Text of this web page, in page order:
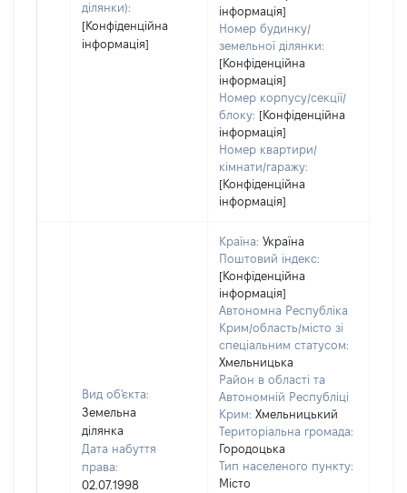
ділянки):
[Конфіденційна
інформація]
інформація]
Номер будинку/
земельної ділянки:
[Конфіденційна
інформація]
Номер корпусу/секції/
блоку: [Конфіденційна
інформація]
Номер квартири/
кімнати/гаражу:
[Конфіденційна
інформація]
Вид об'єкта:
Земельна
ділянка
Дата набуття
права:
02.07.1998
Країна: Україна
Поштовий індекс:
[Конфіденційна
інформація]
Автономна Республіка
Крим/область/місто зі
спеціальним статусом:
Хмельницька
Район в області та
Автономній Республіці
Крим: Хмельницький
Територіальна громада:
Городоцька
Тип населеного пункту:
Місто